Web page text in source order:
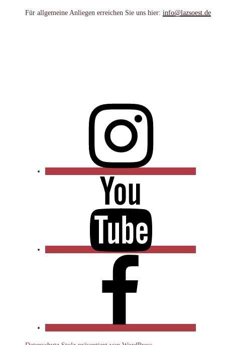
Für allgemeine Anliegen erreichen Sie uns hier: info@lazsoest.de